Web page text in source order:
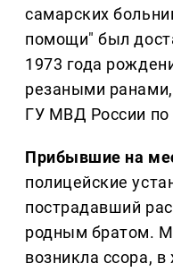
самарских
помощи" был
1973 года
резаными
ГУ МВД России по
Прибывшие на
полицейские
пострадавший
родным братом.
возникла ссора, в